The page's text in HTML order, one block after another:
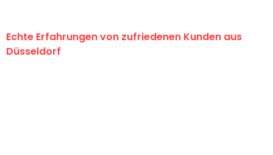
Echte Erfahrungen von zufriedenen Kunden aus
Düsseldorf